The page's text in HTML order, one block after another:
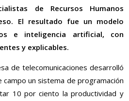
de Recursos Humanos
El resultado fue un modelo
e inteligencia artificial, con
y explicables.
de telecomunicaciones desarrolló
campo un sistema de programación
10 por ciento la productividad y